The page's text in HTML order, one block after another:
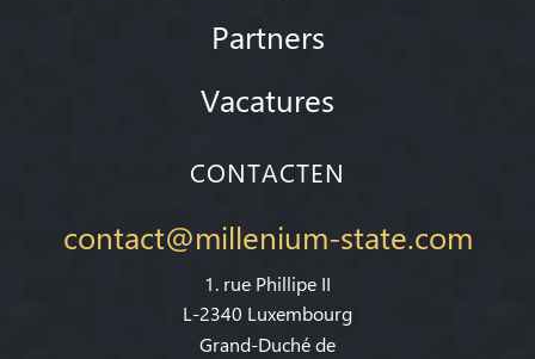
Partners
Vacatures
CONTACTEN
contact@millenium-state.com
1. rue Phillipe II
L-2340 Luxembourg
Grand-Duché de